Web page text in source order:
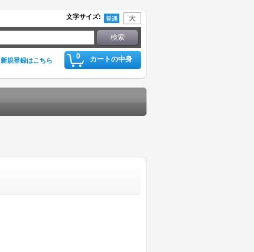
文字サイズ:
0 カートの中身
新規登録はこちら